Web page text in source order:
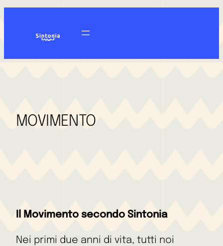
contenuto
MOVIMENTO
Il Movimento secondo Sintonia
Nei primi due anni di vita, tutti noi